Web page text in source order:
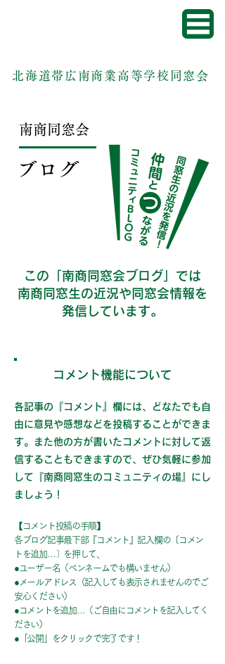
北海道帯広南商業高等学校同窓会
南商同窓会
ブログ
この「南商同窓会ブログ」では
南商同窓生の近況や同窓会情報を
発信しています。
コメント機能について
各記事の『コメント』欄には、どなたでも自
由に意見や感想などを投稿することができま
す。また他の方が書いたコメントに対して返
信することもできますので、ぜひ気軽に参加
して『南商同窓生のコミュニティの場』にし
ましょう！
【コメント投稿の手順】
各ブログ記事最下部『コメント』記入欄の〔コメン
トを追加…〕を押して、
●ユーザー名（ペンネームでも構いません）
●メールアドレス（記入しても表示されませんのでご
安心ください）
●コメントを追加…（ご自由にコメントを記入してく
ださい）
●「公開」をクリックで完了です！